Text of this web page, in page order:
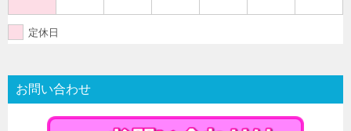
定休日
お問い合わせ